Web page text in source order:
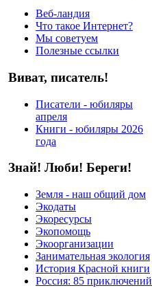
Веб-ландия
Что такое Интернет?
Мы советуем
Полезные ссылки
Виват, писатель!
Писатели - юбиляры
апреля
Книги - юбиляры 2026
года
Знай! Люби! Береги!
Земля - наш общий дом
Экодаты
Экоресурсы
Экопомощь
Экоорганизации
Занимательная экология
История Красной книги
Россия: 85 приключений